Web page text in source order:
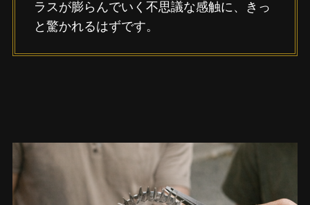
ラスが膨らんでいく不思議な感触に、きっ
と驚かれるはずです。